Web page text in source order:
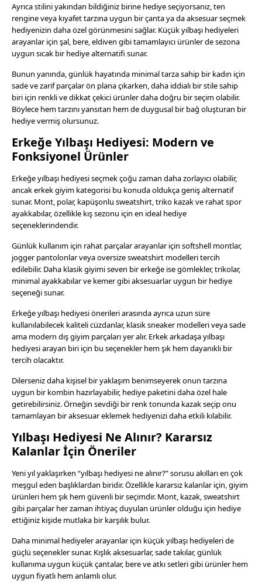
Ayrıca stilini yakından bildiğiniz birine hediye seçiyorsanız, ten
rengine veya kıyafet tarzına uygun bir çanta ya da aksesuar seçmek
hediyenizin daha özel görünmesini sağlar. Küçük yılbaşı hediyeleri
arayanlar için şal, bere, eldiven gibi tamamlayıcı ürünler de sezona
uygun sıcak bir hediye alternatifi sunar.
Bunun yanında, günlük hayatında minimal tarza sahip bir kadın için
sade ve zarif parçalar ön plana çıkarken, daha iddialı bir stile sahip
biri için renkli ve dikkat çekici ürünler daha doğru bir seçim olabilir.
Böylece hem tarzını yansıtan hem de duygusal bir bağ oluşturan bir
hediye vermiş olursunuz.
Erkeğe Yılbaşı Hediyesi: Modern ve
Fonksiyonel Ürünler
Erkeğe yılbaşı hediyesi seçmek çoğu zaman daha zorlayıcı olabilir,
ancak erkek giyim kategorisi bu konuda oldukça geniş alternatif
sunar. Mont, polar, kapüşonlu sweatshirt, triko kazak ve rahat spor
ayakkabılar, özellikle kış sezonu için en ideal hediye
seçeneklerindendir.
Günlük kullanım için rahat parçalar arayanlar için softshell montlar,
jogger pantolonlar veya oversize sweatshirt modelleri tercih
edilebilir. Daha klasik giyimi seven bir erkeğe ise gömlekler, trikolar,
minimal ayakkabılar ve kemer gibi aksesuarlar uygun bir hediye
seçeneği sunar.
Erkeğe yılbaşı hediyesi önerileri arasında ayrıca uzun süre
kullanılabilecek kaliteli cüzdanlar, klasik sneaker modelleri veya sade
ama modern dış giyim parçaları yer alır. Erkek arkadaşa yılbaşı
hediyesi arayan biri için bu seçenekler hem şık hem dayanıklı bir
tercih olacaktır.
Dilerseniz daha kişisel bir yaklaşım benimseyerek onun tarzına
uygun bir kombin hazırlayabilir, hediye paketini daha özel hale
getirebilirsiniz. Örneğin sevdiği bir renk tonunda kazak seçip onu
tamamlayan bir aksesuar eklemek hediyenizi daha etkili kılabilir.
Yılbaşı Hediyesi Ne Alınır? Kararsız
Kalanlar İçin Öneriler
Yeni yıl yaklaşırken “yılbaşı hediyesi ne alınır?” sorusu akılları en çok
meşgul eden başlıklardan biridir. Özellikle kararsız kalanlar için, giyim
ürünleri hem şık hem güvenli bir seçimdir. Mont, kazak, sweatshirt
gibi parçalar her zaman ihtiyaç duyulan ürünler olduğu için hediye
ettiğiniz kişide mutlaka bir karşılık bulur.
Daha minimal hediyeler arayanlar için küçük yılbaşı hediyeleri de
güçlü seçenekler sunar. Kışlık aksesuarlar, sade takılar, günlük
kullanıma uygun küçük çantalar, bere ve atkı setleri gibi ürünler hem
uygun fiyatlı hem anlamlı olur.